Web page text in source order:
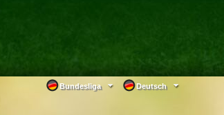
Deutsch
Bundesliga